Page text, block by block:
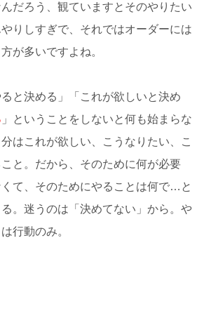
だろう、観ていますとそのやりたい
りしすぎで、それではオーダーには
が多いですよね。
と決める」「これが欲しいと決め
」ということをしないと何も始まらな
はこれが欲しい、こうなりたい、こ
と。だから、そのために何が必要
て、そのためにやることは何で…と
。迷うのは「決めてない」から。や
行動のみ。